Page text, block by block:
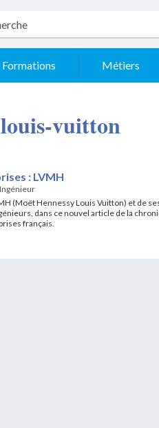
Formations Métiers
vuitton
: LVMH
(Moët Hennessy Louis Vuitton) et de
dans ce nouvel article de la
français.